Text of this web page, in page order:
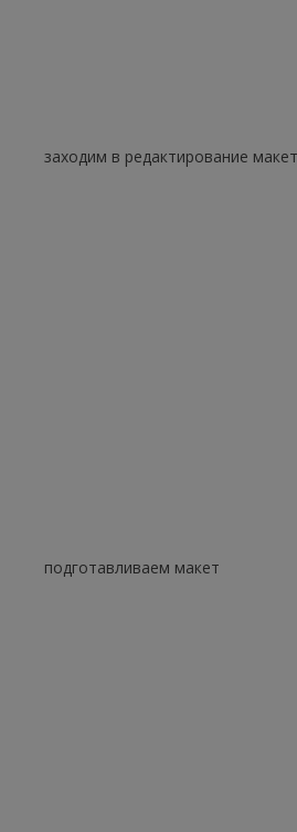
заходим в редактирование
подготавливаем макет